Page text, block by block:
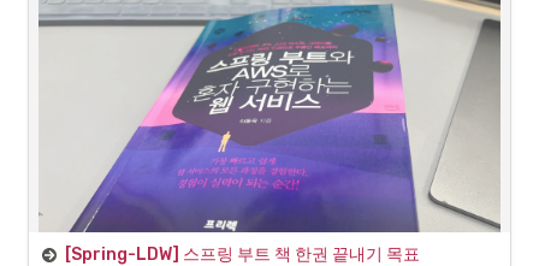
1. JPA 설정
에서 dependencies 부분에 JPA 의존성을 추가해준다.
H2 is free SQL database written in Java
https://www.h2database.com/html/main.html
[Spring-LDW] 스프링 부트 책 한권 끝내기 목표